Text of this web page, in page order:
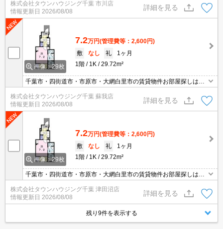
株式会社タウンハウジング千葉 市川店
情報更新日 2026/08/08
詳細を見る
画像：29枚
7.2万円(管理費等：2,600円)
敷
なし 礼
1ヶ月
1階
1K 29.72m²
千葉市・四街道市・市原市・大網白里市の賃貸物件お部屋探しはタ
ウンハウジング稲毛店にお任せ下さい！０４３－２９０－８０７０
株式会社タウンハウジング千葉 蘇我店
情報更新日 2026/08/08
詳細を見る
画像：29枚
7.2万円(管理費等：2,600円)
敷
なし 礼
1ヶ月
1階
1K 29.72m²
千葉市・四街道市・市原市・大網白里市の賃貸物件お部屋探しはタ
ウンハウジング稲毛店にお任せ下さい！０４３－２９０－８０７０
株式会社タウンハウジング千葉 津田沼店
情報更新日 2026/08/08
詳細を見る
残り9件を表示する